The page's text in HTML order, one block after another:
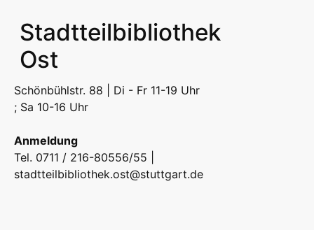
Stadtteilbibliothek
Ost
Schönbühlstr. 88 | Di - Fr 11-19 Uhr
; Sa 10-16 Uhr
Anmeldung
Tel. 0711 / 216-80556/55 |
stadtteilbibliothek.ost@stuttgart.de